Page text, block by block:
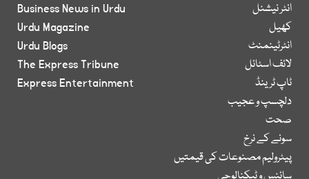
انٹر نیشنل
کھیل
انٹرٹینمنٹ
لائف اسٹائل
ٹاپ ٹرینڈ
دلچسپ و عجیب
صحت
سونے کے نرخ
پیٹرولیم مصنوعات کی قیمتیں
Business News in Urdu
Urdu Magazine
Urdu Blogs
The Express Tribune
Express Entertainment